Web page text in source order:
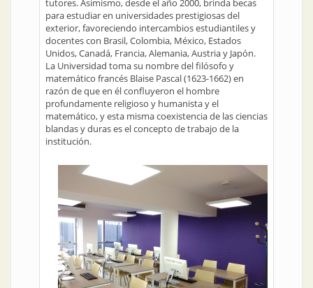
tutores. Asimismo, desde el año 2000, brinda becas
para estudiar en universidades prestigiosas del
exterior, favoreciendo intercambios estudiantiles y
docentes con Brasil, Colombia, México, Estados
Unidos, Canadá, Francia, Alemania, Austria y Japón.
La Universidad toma su nombre del filósofo y
matemático francés Blaise Pascal (1623-1662) en
razón de que en él confluyeron el hombre
profundamente religioso y humanista y el
matemático, y esta misma coexistencia de las ciencias
blandas y duras es el concepto de trabajo de la
institución.